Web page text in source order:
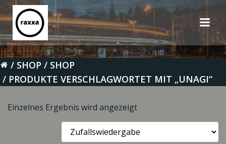
Zum
Inhalt
springen
SHOP
SHOP
PRODUKTE VERSCHLAGWORTET MIT „UNAGI“
Einzelnes Ergebnis wird angezeigt